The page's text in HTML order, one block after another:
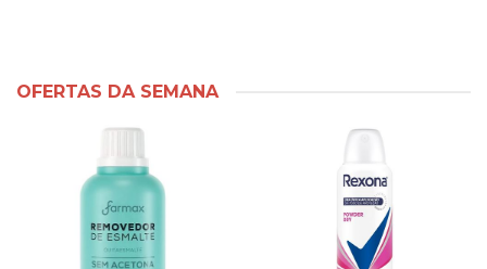
OFERTAS DA SEMANA